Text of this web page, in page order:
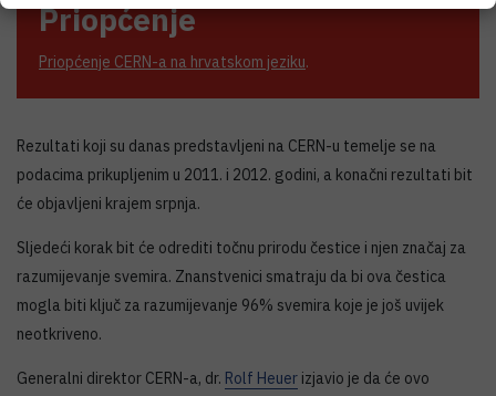
Priopćenje
Priopćenje CERN-a na hrvatskom jeziku.
Rezultati koji su danas predstavljeni na CERN-u temelje se na
podacima prikupljenim u 2011. i 2012. godini, a konačni rezultati bit
će objavljeni krajem srpnja.
Sljedeći korak bit će odrediti točnu prirodu čestice i njen značaj za
razumijevanje svemira. Znanstvenici smatraju da bi ova čestica
mogla biti ključ za razumijevanje 96% svemira koje je još uvijek
neotkriveno.
Generalni direktor CERN-a, dr. Rolf Heuer izjavio je da će ovo